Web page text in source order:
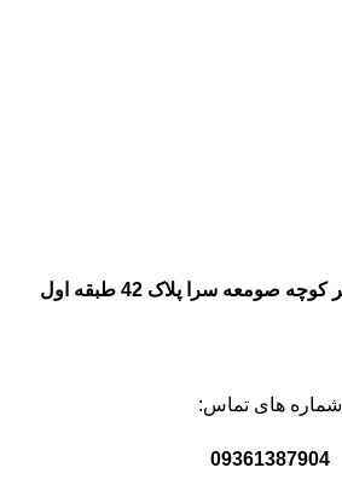
آدرس : میدان ولیعصر کوچه صومعه سرا پلاک 42 طبقه اول
شماره های تماس:
09361387904